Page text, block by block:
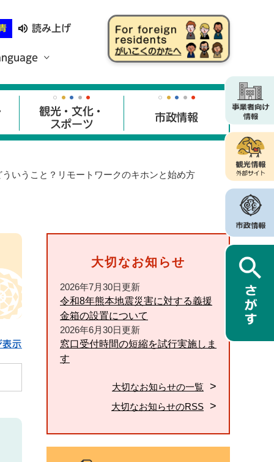
読み上げ
観光・文化・
スポーツ
市政情報
いうこと？リモートワークのキホンと始め方
表示
大切なお知らせ
2026年7月30日更新
令和8年熊本地震災害に対する義援
金箱の設置について
2026年6月30日更新
窓口受付時間の短縮を試行実施しま
す
大切なお知らせの一覧
大切なお知らせのRSS